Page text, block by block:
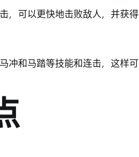
，可以更快地击败敌人，并获得
冲和马踏等技能和连击，这样可